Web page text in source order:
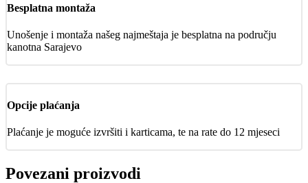
Besplatna montaža
Unošenje i montaža našeg najmeštaja je besplatna na području
kanotna Sarajevo
Opcije plaćanja
Plaćanje je moguće izvršiti i karticama, te na rate do 12 mjeseci
Povezani proizvodi